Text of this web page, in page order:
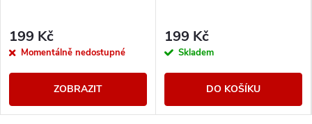
199 Kč
Momentálně nedostupné
ZOBRAZIT
199 Kč
Skladem
DO KOŠÍKU